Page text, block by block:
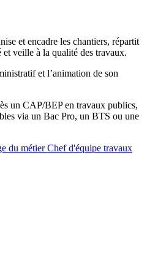
et encadre les chantiers, répartit
et veille à la qualité des travaux.
et l’animation de son
un CAP/BEP en travaux publics,
via un Bac Pro, un BTS ou une
du métier Chef d'équipe travaux